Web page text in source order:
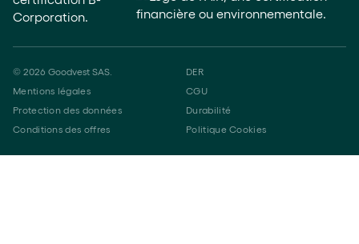
© 2026 Goodvest SAS.
Mentions légales
DER
CGU
Conditions des offres
Protection des données
Durabilité
Politique Cookies